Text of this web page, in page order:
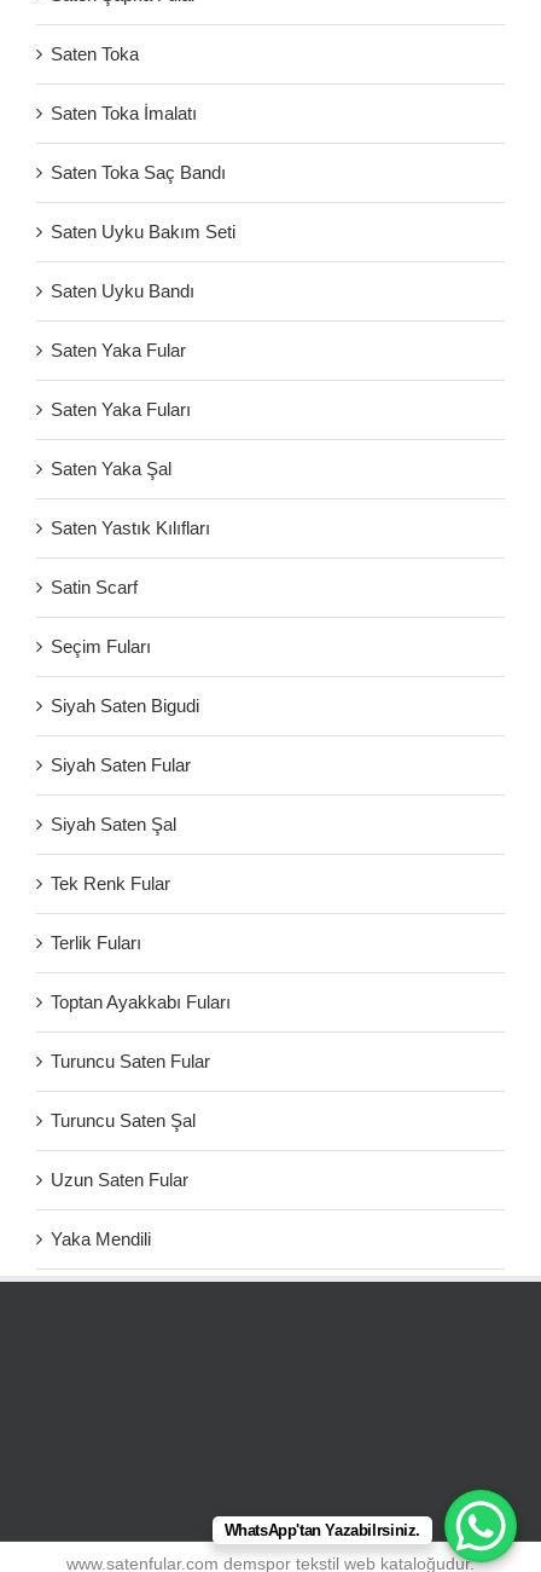
Saten Toka
Saten Toka İmalatı
Saten Toka Saç Bandı
Saten Uyku Bakım Seti
Saten Uyku Bandı
Saten Yaka Fular
Saten Yaka Fuları
Saten Yaka Şal
Saten Yastık Kılıfları
Satin Scarf
Seçim Fuları
Siyah Saten Bigudi
Siyah Saten Fular
Siyah Saten Şal
Tek Renk Fular
Terlik Fuları
Toptan Ayakkabı Fuları
Turuncu Saten Fular
Turuncu Saten Şal
Uzun Saten Fular
Yaka Mendili
www.satenfular.com demspor tekstil web kataloğudur.
WhatsApp'tan Yazabilrsiniz.